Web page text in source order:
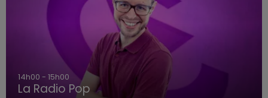
14h00 - 15h00
La Radio Pop